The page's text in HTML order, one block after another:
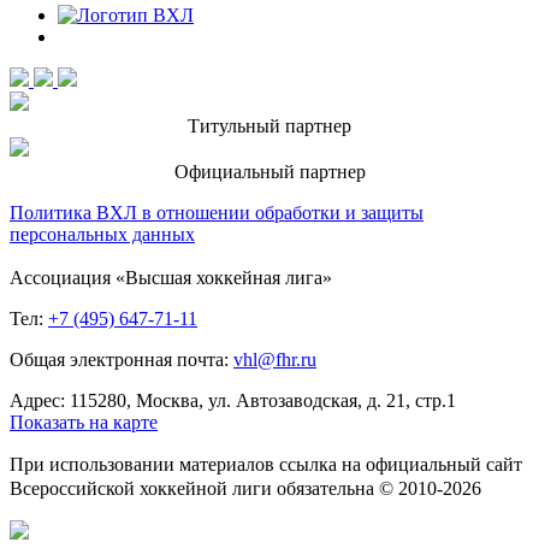
Титульный партнер
Официальный партнер
Политика ВХЛ в отношении обработки и защиты
персональных данных
Ассоциация «Высшая хоккейная лига»
Тел: +7 (495) 647-71-11
Общая электронная почта: vhl@fhr.ru
Адрес: 115280, Москва, ул. Автозаводская, д. 21, стр.1
Показать на карте
При использовании материалов ссылка на официальный сайт
Всероссийской хоккейной лиги обязательна © 2010-2026